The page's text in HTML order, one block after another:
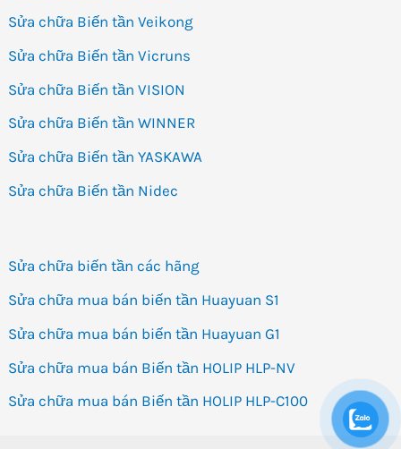
Sửa chữa Biến tần Veikong
Sửa chữa Biến tần Vicruns
Sửa chữa Biến tần VISION
Sửa chữa Biến tần WINNER
Sửa chữa Biến tần YASKAWA
Sửa chữa Biến tần Nidec
Sửa chữa biến tần các hãng
Sửa chữa mua bán biến tần Huayuan S1
Sửa chữa mua bán biến tần Huayuan G1
Sửa chữa mua bán Biến tần HOLIP HLP-NV
Sửa chữa mua bán Biến tần HOLIP HLP-C100